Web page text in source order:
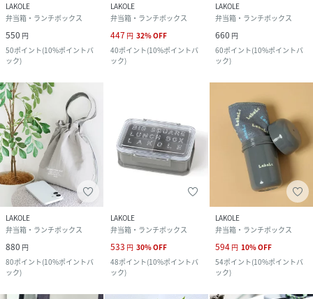
LAKOLE
弁当箱・ランチボックス
550 円
50ポイント(10%ポイントバ
ック)
LAKOLE
弁当箱・ランチボックス
447 円 32%OFF
40ポイント(10%ポイントバ
ック)
LAKOLE
弁当箱・ランチボックス
660 円
60ポイント(10%ポイントバ
ック)
LAKOLE
弁当箱・ランチボックス
880 円
80ポイント(10%ポイントバ
ック)
LAKOLE
弁当箱・ランチボックス
533 円 30%OFF
48ポイント(10%ポイントバ
ック)
LAKOLE
弁当箱・ランチボックス
594 円 10%OFF
54ポイント(10%ポイントバ
ック)